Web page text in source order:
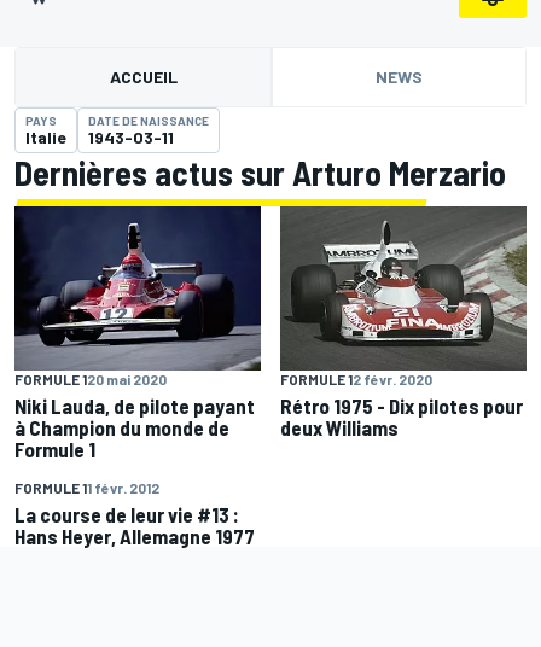
ACCUEIL NEWS
PAYS
Italie
DATE DE NAISSANCE
1943-03-11
Dernières actus sur Arturo Merzario
FORMULE 120 mai 2020
Niki Lauda, de pilote payant
à Champion du monde de
Formule 1
FORMULE 12 févr. 2020
Rétro 1975 - Dix pilotes pour
deux Williams
FORMULE 11 févr. 2012
La course de leur vie #13 :
Hans Heyer, Allemagne 1977